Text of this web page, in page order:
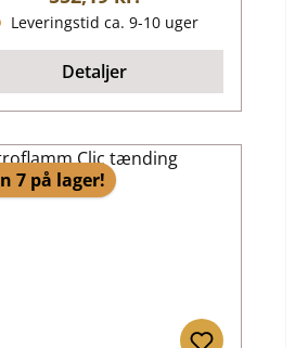
Leveringstid ca. 9-10 uger
Detaljer
7 på lager!